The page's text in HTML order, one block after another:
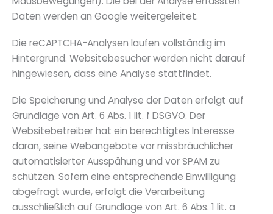
Daten werden an Google weitergeleitet.
Die reCAPTCHA-Analysen laufen vollständig im
Hintergrund. Websitebesucher werden nicht darauf
hingewiesen, dass eine Analyse stattfindet.
Die Speicherung und Analyse der Daten erfolgt auf
Grundlage von Art. 6 Abs. 1 lit. f DSGVO. Der
Websitebetreiber hat ein berechtigtes Interesse
daran, seine Webangebote vor missbräuchlicher
automatisierter Ausspähung und vor SPAM zu
schützen. Sofern eine entsprechende Einwilligung
abgefragt wurde, erfolgt die Verarbeitung
ausschließlich auf Grundlage von Art. 6 Abs. 1 lit. a